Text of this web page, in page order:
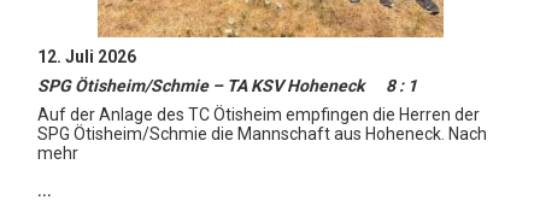
12. Juli 2026
SPG Ötisheim/Schmie – TA KSV Hoheneck 8 : 1
Auf der Anlage des TC Ötisheim empfingen die Herren der
SPG Ötisheim/Schmie die Mannschaft aus Hoheneck. Nach
mehr
…